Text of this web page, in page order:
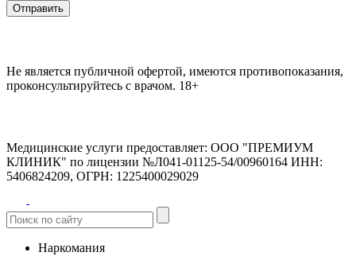
Отправить
Не является публичной офертой, имеются противопоказания,
проконсультируйтесь с врачом. 18+
Медицинские услуги предоставляет: ООО "ПРЕМИУМ
КЛИНИК" по лицензии №Л041-01125-54/00960164 ИНН:
5406824209, ОГРН: 1225400029029
Наркомания